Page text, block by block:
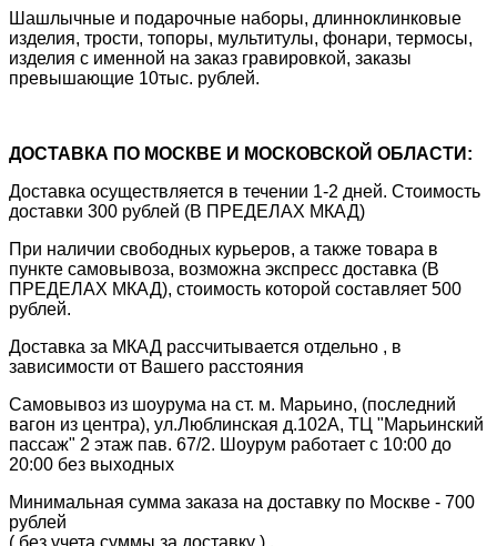
Шашлычные и подарочные наборы, длинноклинковые
изделия, трости, топоры, мультитулы, фонари, термосы,
изделия с именной на заказ гравировкой, заказы
превышающие 10тыс. рублей.
ДОСТАВКА ПО МОСКВЕ И МОСКОВСКОЙ ОБЛАСТИ:
Доставка осуществляется в течении 1-2 дней. Стоимость
доставки 300 рублей (В ПРЕДЕЛАХ МКАД)
При наличии свободных курьеров, а также товара в
пункте самовывоза, возможна экспресс доставка (В
ПРЕДЕЛАХ МКАД), стоимость которой составляет 500
рублей.
Доставка за МКАД рассчитывается отдельно , в
зависимости от Вашего расстояния
Самовывоз из шоурума на ст. м. Марьино, (последний
вагон из центра), ул.Люблинская д.102А, ТЦ "Марьинский
пассаж" 2 этаж пав. 67/2. Шоурум работает с 10:00 до
20:00 без выходных
Минимальная сумма заказа на доставку по Москве - 700
рублей
( без учета суммы за доставку ) .